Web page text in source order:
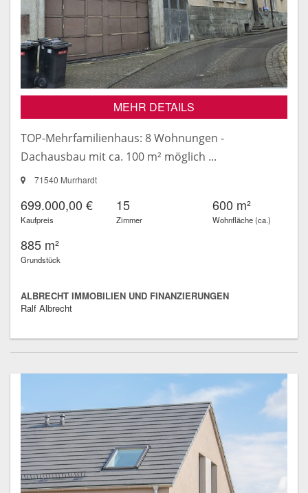
MEHR DETAILS
TOP-Mehrfamilienhaus: 8 Wohnungen -
Dachausbau mit ca. 100 m² möglich ...
71540 Murrhardt
699.000,00 €
Kaufpreis
15
Zimmer
600 m²
Wohnfläche (ca.)
885 m²
Grundstück
ALBRECHT IMMOBILIEN UND FINANZIERUNGEN
Ralf Albrecht